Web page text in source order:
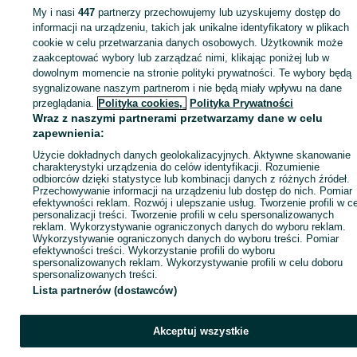
Zaloguj się / Załóż konto
Kup
My i nasi447 partnerzy przechowujemy lub uzyskujemy dostęp do
informacji na urządzeniu, takich jak unikalne identyfikatory w plikach
cookie w celu przetwarzania danych osobowych. Użytkownik może
zaakceptować wybory lub zarządzać nimi, klikając poniżej lub w
dowolnym momencie na stronie polityki prywatności. Te wybory będą
sygnalizowane naszym partnerom i nie będą miały wpływu na dane
przeglądania. Polityka cookies, Polityka Prywatności
Wraz z naszymi partnerami przetwarzamy dane w celu
zapewnienia:
Użycie dokładnych danych geolokalizacyjnych. Aktywne skanowanie
charakterystyki urządzenia do celów identyfikacji. Rozumienie
odbiorców dzięki statystyce lub kombinacji danych z różnych źródeł.
Przechowywanie informacji na urządzeniu lub dostęp do nich. Pomiar
efektywności reklam. Rozwój i ulepszanie usług. Tworzenie profili w
personalizacji treści. Tworzenie profili w celu spersonalizowanych
reklam. Wykorzystywanie ograniczonych danych do wyboru reklam.
Wykorzystywanie ograniczonych danych do wyboru treści. Pomiar
efektywności treści. Wykorzystanie profili do wyboru
spersonalizowanych reklam. Wykorzystywanie profili w celu doboru
spersonalizowanych treści.
Lista partnerów (dostawców)
Akceptuj wszystkie